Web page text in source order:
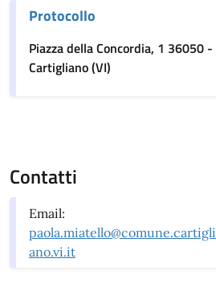
Protocollo
Piazza della Concordia, 1 36050 -
Cartigliano (VI)
Contatti
Email:
paola.miatello@comune.cartigli
ano.vi.it